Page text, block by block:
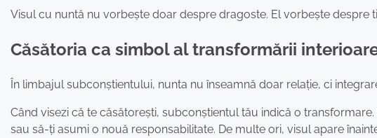
Visul cu nuntă nu vorbește doar despre dragoste. El vorbește despre
Căsătoria ca simbol al transformării
În limbajul subconștientului, nunta nu înseamnă doar relație, ci
Când visezi că te căsătorești, subconștientul tău indică o
sau să-ți asumi o nouă responsabilitate. De multe ori, visul apare